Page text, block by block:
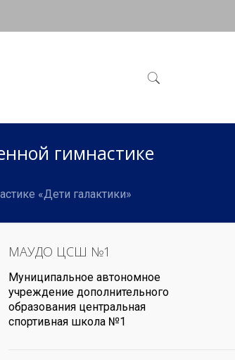
гимнастике
«Дети галактики»
МАУДО ЦСШ №1
Муниципальное автономное
учреждение дополнительного
образования центральная
спортивная школа №1